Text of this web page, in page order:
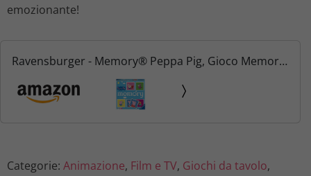
emozionante!
Ravensburger - Memory® Peppa Pig, Gioco Memory
per Famiglie, Età Raccomandata 3+, 64 Tessere,
20886 9, Multicolore
Categorie: Animazione, Film e TV, Giochi da tavolo,